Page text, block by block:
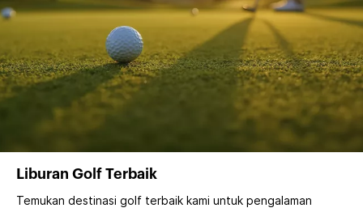
Liburan Golf Terbaik
Temukan destinasi golf terbaik kami untuk pengalaman